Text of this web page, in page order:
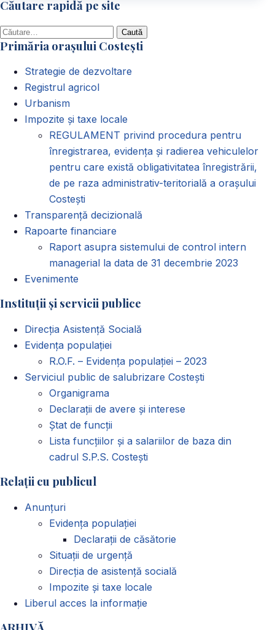
Căutare rapidă pe site
Caută
după:
Primăria orașului Costești
Strategie de dezvoltare
Registrul agricol
Urbanism
Impozite și taxe locale
REGULAMENT privind procedura pentru
înregistrarea, evidența și radierea vehiculelor
pentru care există obligativitatea înregistrării,
de pe raza administrativ-teritorială a orașului
Costești
Transparență decizională
Rapoarte financiare
Raport asupra sistemului de control intern
managerial la data de 31 decembrie 2023
Evenimente
Instituții și servicii publice
Direcția Asistență Socială
Evidența populației
R.O.F. – Evidența populației – 2023
Serviciul public de salubrizare Costești
Organigrama
Declarații de avere și interese
Ștat de funcții
Lista funcțiilor și a salariilor de baza din
cadrul S.P.S. Costești
Relații cu publicul
Anunțuri
Evidența populației
Declarații de căsătorie
Situații de urgență
Direcția de asistență socială
Impozite și taxe locale
Liberul acces la informație